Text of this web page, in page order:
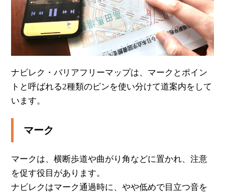
ナビレク・バリアフリーマップは、マークとポイン
トと呼ばれる2種類のピンを使い分けて道案内をして
います。
マーク
マークは、横断歩道や曲がり角などに置かれ、注意
を促す役目があります。
ナビレクはマーク通過時に、やや低めで目立つ音を